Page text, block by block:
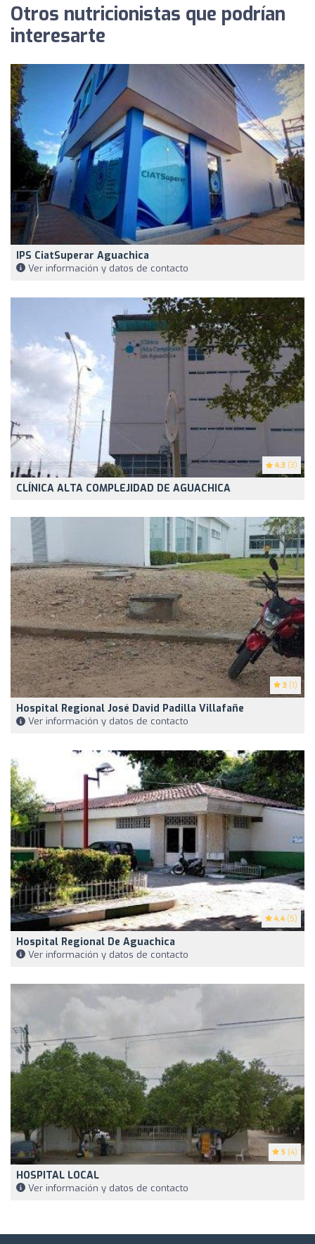
Otros nutricionistas que podrían
interesarte
IPS CiatSuperar Aguachica
Ver información y datos de contacto
4.3 (3)
CLÍNICA ALTA COMPLEJIDAD DE AGUACHICA
3 (1)
Hospital Regional José David Padilla Villafañe
Ver información y datos de contacto
4.4 (5)
Hospital Regional De Aguachica
Ver información y datos de contacto
5 (4)
HOSPITAL LOCAL
Ver información y datos de contacto